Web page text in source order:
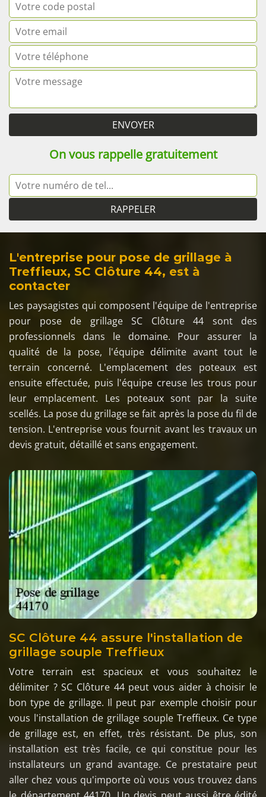
On vous rappelle gratuitement
L'entreprise pour pose de grillage à
Treffieux, SC Clôture 44, est à
contacter
Les paysagistes qui composent l'équipe de l'entreprise
pour pose de grillage SC Clôture 44 sont des
professionnels dans le domaine. Pour assurer la
qualité de la pose, l'équipe délimite avant tout le
terrain concerné. L'emplacement des poteaux est
ensuite effectuée, puis l'équipe creuse les trous pour
leur emplacement. Les poteaux sont par la suite
scellés. La pose du grillage se fait après la pose du fil de
tension. L'entreprise vous fournit avant les travaux un
devis gratuit, détaillé et sans engagement.
SC Clôture 44 assure l'installation de
grillage souple Treffieux
Votre terrain est spacieux et vous souhaitez le
délimiter ? SC Clôture 44 peut vous aider à choisir le
bon type de grillage. Il peut par exemple choisir pour
vous l'installation de grillage souple Treffieux. Ce type
de grillage est, en effet, très résistant. De plus, son
installation est très facile, ce qui constitue pour les
installateurs un grand avantage. Ce prestataire peut
aller chez vous qu'importe où vous vous trouvez dans